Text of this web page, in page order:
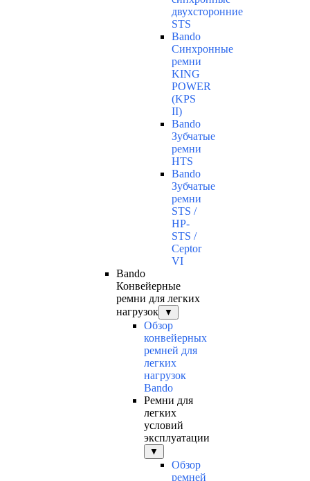
двухсторонние
STS
Bando
Синхронные
ремни
KING
POWER
(KPS
II)
Bando
Зубчатые
ремни
HTS
Bando
Зубчатые
ремни
STS /
HP-
STS /
Ceptor
VI
Bando
Конвейерные
ремни для легких
нагрузок
▼
Обзор
конвейерных
ремней для
легких
нагрузок
Bando
Ремни для
легких
условий
эксплуатации
▼
Обзор
ремней